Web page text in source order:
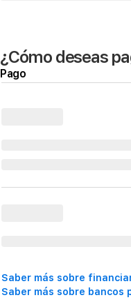
¿Cómo deseas
Pago
Saber más sobre
Saber más sobre bancos